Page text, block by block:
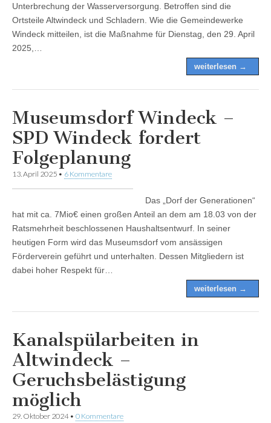
Unterbrechung der Wasserversorgung. Betroffen sind die
Ortsteile Altwindeck und Schladern. Wie die Gemeindewerke
Windeck mitteilen, ist die Maßnahme für Dienstag, den 29. April
2025,…
weiterlesen →
Museumsdorf Windeck –
SPD Windeck fordert
Folgeplanung
13. April 2025 • 6 Kommentare
Das „Dorf der Generationen“
hat mit ca. 7Mio€ einen großen Anteil an dem am 18.03 von der
Ratsmehrheit beschlossenen Haushaltsentwurf. In seiner
heutigen Form wird das Museumsdorf vom ansässigen
Förderverein geführt und unterhalten. Dessen Mitgliedern ist
dabei hoher Respekt für…
weiterlesen →
Kanalspülarbeiten in
Altwindeck –
Geruchsbelästigung
möglich
29. Oktober 2024• 0 Kommentare